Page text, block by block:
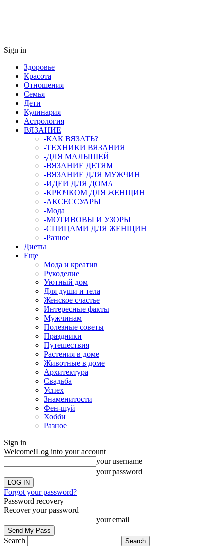
Sign in
Здоровье
Красота
Отношения
Семья
Дети
Кулинария
Астрология
ВЯЗАНИЕ
-КАК ВЯЗАТЬ?
-ТЕХНИКИ ВЯЗАНИЯ
-ДЛЯ МАЛЫШЕЙ
-ВЯЗАНИЕ ДЕТЯМ
-ВЯЗАНИЕ ДЛЯ МУЖЧИН
-ИДЕИ ДЛЯ ДОМА
-КРЮЧКОМ ДЛЯ ЖЕНЩИН
-AКСЕССУАРЫ
-Мода
-МОТИВОВЫ И УЗОРЫ
-СПИЦАМИ ДЛЯ ЖЕНЩИН
-Разное
Диеты
Еще
Мода и креатив
Рукоделие
Уютный дом
Для души и тела
Женское счастье
Интересные факты
Мужчинам
Полезные советы
Праздники
Путешествия
Растения в доме
Животные в доме
Архитектура
Свадьба
Успех
Знаменитости
Фен-шуй
Хобби
Разное
Sign in
Welcome!Log into your account
your username
your password
Forgot your password?
Password recovery
Recover your password
your email
Search